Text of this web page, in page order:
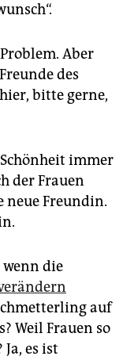
Aber
des
bitte gerne,
immer
der Frauen
neue Freundin.
wenn die
auf
Weil Frauen so
es ist